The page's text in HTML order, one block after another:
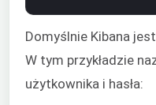
Domyślnie Kibana
W tym przykładzie
użytkownika i hasła: